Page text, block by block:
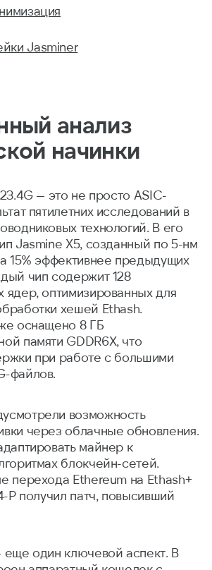
Jasminer
анализ
начинки
— это не просто ASIC-
пятилетних исследований в
технологий. В его
Jasmine X5, созданный по 5-нм
15% эффективнее предыдущих
чип содержит 128
ядер, оптимизированных для
хешей Ethash.
оснащено 8 ГБ
памяти GDDR6X, что
при работе с большими
файлов.
возможность
через облачные обновления.
майнер к
блокчейн-сетей.
перехода Ethereum на Ethash+
P получил патч, повысивший
еще один ключевой аспект. В